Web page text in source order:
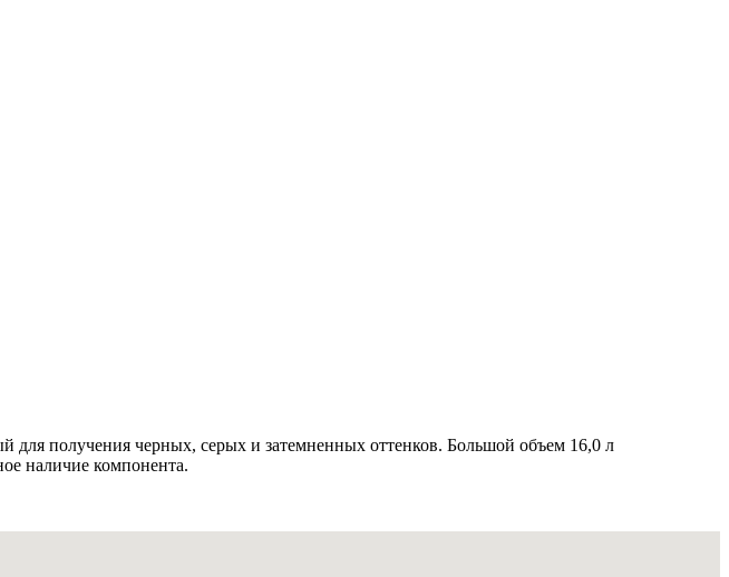
получения черных, серых и затемненных оттенков. Большой объем 16,0 л
наличие компонента.